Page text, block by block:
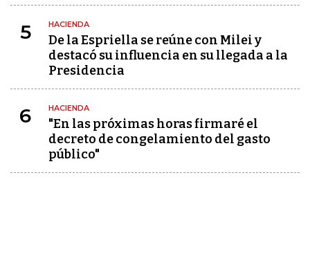
5 HACIENDA
De la Espriella se reúne con Milei y
destacó su influencia en su llegada a la
Presidencia
6 HACIENDA
"En las próximas horas firmaré el
decreto de congelamiento del gasto
público"